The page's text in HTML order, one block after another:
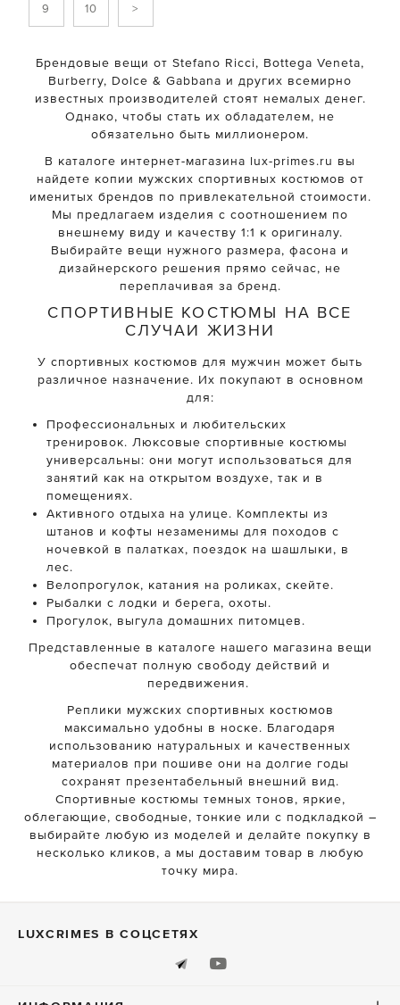
9 10 >
Брендовые вещи от Stefano Ricci, Bottega Veneta,
Burberry, Dolce & Gabbana и других всемирно
известных производителей стоят немалых денег.
Однако, чтобы стать их обладателем, не
обязательно быть миллионером.
В каталоге интернет-магазина lux-primes.ru вы
найдете копии мужских спортивных костюмов от
именитых брендов по привлекательной стоимости.
Мы предлагаем изделия с соотношением по
внешнему виду и качеству 1:1 к оригиналу.
Выбирайте вещи нужного размера, фасона и
дизайнерского решения прямо сейчас, не
переплачивая за бренд.
СПОРТИВНЫЕ КОСТЮМЫ НА ВСЕ
СЛУЧАИ ЖИЗНИ
У спортивных костюмов для мужчин может быть
различное назначение. Их покупают в основном
для:
Профессиональных и любительских
тренировок. Люксовые спортивные костюмы
универсальны: они могут использоваться для
занятий как на открытом воздухе, так и в
помещениях.
Активного отдыха на улице. Комплекты из
штанов и кофты незаменимы для походов с
ночевкой в палатках, поездок на шашлыки, в
лес.
Велопрогулок, катания на роликах, скейте.
Рыбалки с лодки и берега, охоты.
Прогулок, выгула домашних питомцев.
Представленные в каталоге нашего магазина вещи
обеспечат полную свободу действий и
передвижения.
Реплики мужских спортивных костюмов
максимально удобны в носке. Благодаря
использованию натуральных и качественных
материалов при пошиве они на долгие годы
сохранят презентабельный внешний вид.
Спортивные костюмы темных тонов, яркие,
облегающие, свободные, тонкие или с подкладкой –
выбирайте любую из моделей и делайте покупку в
несколько кликов, а мы доставим товар в любую
точку мира.
LUXСRIMES В СОЦСЕТЯХ